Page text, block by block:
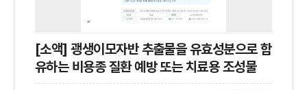
[소액] 괭생이모자반 추출물을 유효성분으로 함
유하는 비용종 질환 예방 또는 치료용 조성물